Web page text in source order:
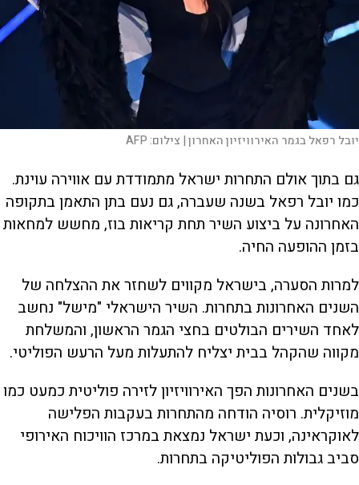
יובל רפאל בגמר האירוויזיון האחרון | צילום:AFP
גם בתוך אולם התחרות ישראל מתמודדת עם אווירה עוינת.
כמו יובל רפאל בשנה שעברה, גם נעם בתן התאמן בתקופה
האחרונה על ביצוע השיר תחת קריאות בוז, מחשש למחאות
בזמן ההופעה החיה.
למרות הסערה, בישראל מקווים לשחזר את ההצלחה של
השנים האחרונות בתחרות. השיר הישראלי "מישל" נחשב
לאחד השירים הבולטים בחצי הגמר הראשון, והמשלחת
מקווה שהקהל בבית יצליח להתעלות מעל הרעש הפוליטי.
בשנים האחרונות הפך האירוויזיון לזירה פוליטית כמעט כמו
מוזיקלית. רוסיה הודחה מהתחרות בעקבות הפלישה
לאוקראינה, וכעת ישראל נמצאת במרכז הוויכוח האירופי
סביב גבולות הפוליטיקה בתחרות.